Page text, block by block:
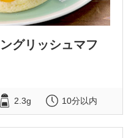
グリッシュマフ
2.3g 10分以内